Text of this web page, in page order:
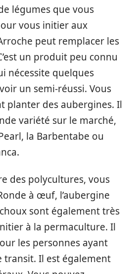
légumes que vous
vous initier aux
peut remplacer les
un produit peu connu
nécessite quelques
un semi-réussi. Vous
planter des aubergines. Il
variété sur le marché,
la Barbentabe ou
des polycultures, vous
à œuf, l’aubergine
sont également très
à la permaculture. Il
les personnes ayant
transit. Il est également